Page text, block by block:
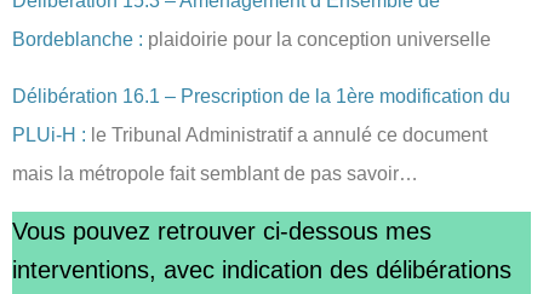
Bordeblanche : plaidoirie pour la conception universelle
Délibération 16.1 – Prescription de la 1ère modification du
PLUi-H : le Tribunal Administratif a annulé ce document
mais la métropole fait semblant de pas savoir…
Vous pouvez retrouver ci-dessous mes
interventions, avec indication des délibérations